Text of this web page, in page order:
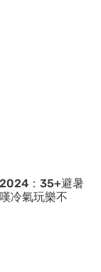
：35+避暑
冷氣玩樂不